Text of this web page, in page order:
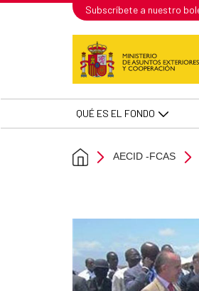
Saut au contenu principal
Haití: Se pone en
Subscríbete a nuestro
QUÉ ES EL FONDO
AECID -FCAS